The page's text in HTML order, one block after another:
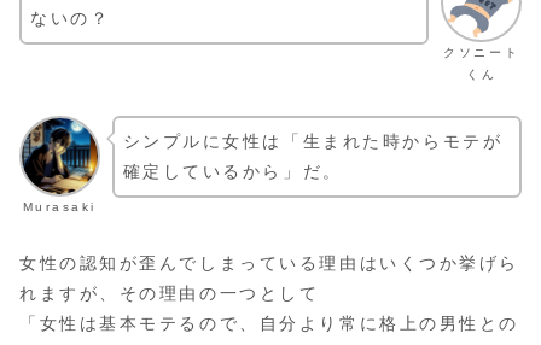
クソニート
くん
ないの？
Murasaki
シンプルに女性は「生まれた時からモテが
確定しているから」だ。
女性の認知が歪んでしまっている理由はいくつか挙げら
れますが、その理由の一つとして
「女性は基本モテるので、自分より常に格上の男性との